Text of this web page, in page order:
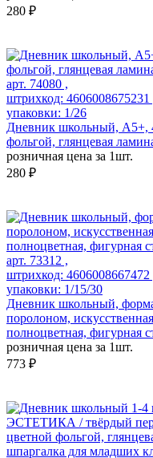
280 ₽
арт. 74080 ,
штрихкод: 4606008675231
упаковки: 1/26
Дневник школьный, А5+,
фольгой, глянцевая
розничная цена за 1шт.
280 ₽
арт. 73312 ,
штрихкод: 4606008667472
упаковки: 1/15/30
Дневник школьный,
поролоном,
полноцветная, фигурная
розничная цена за 1шт.
773 ₽